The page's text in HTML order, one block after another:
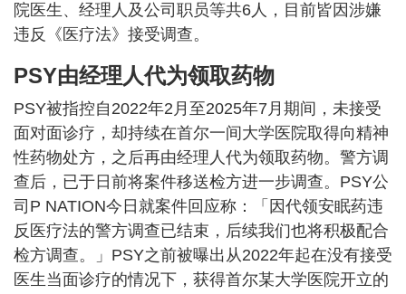
院医生、经理人及公司职员等共6人，目前皆因涉嫌
违反《医疗法》接受调查。
PSY由经理人代为领取药物
PSY被指控自2022年2月至2025年7月期间，未接受
面对面诊疗，却持续在首尔一间大学医院取得向精神
性药物处方，之后再由经理人代为领取药物。警方调
查后，已于日前将案件移送检方进一步调查。PSY公
司P NATION今日就案件回应称：「因代领安眠药违
反医疗法的警方调查已结束，后续我们也将积极配合
检方调查。」PSY之前被曝出从2022年起在没有接受
医生当面诊疗的情况下，获得首尔某大学医院开立的